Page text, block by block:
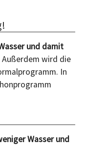
und damit
Außerdem wird die
In
Wasser und